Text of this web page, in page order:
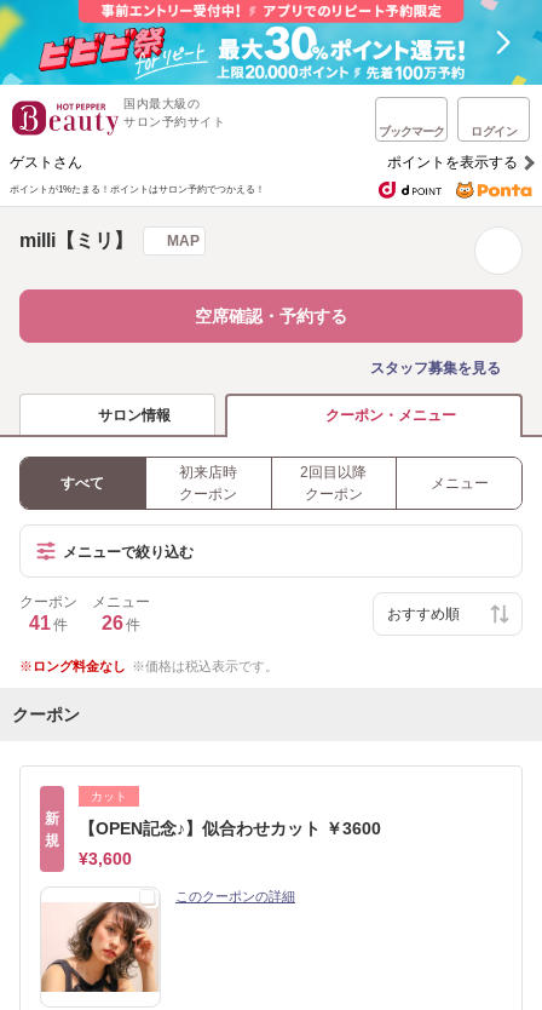
国内最大級の
サロン予約サイト
ブックマーク ログイン
ゲストさん ポイントを表示する
ポイントが1%たまる！ ポイントはサロン予約でつかえる！
milli【ミリ】 MAP
空席確認・予約する
スタッフ募集を見る
サロン情報 クーポン・メニュー
すべて
初来店時
クーポン
2回目以降
クーポン
メニュー
メニューで絞り込む
クーポン
41件
メニュー
26件
ロング料金なし 価格は税込表示です。
クーポン
新
規
カット
【OPEN記念♪】似合わせカット ￥3600
¥3,600
このクーポンの詳細